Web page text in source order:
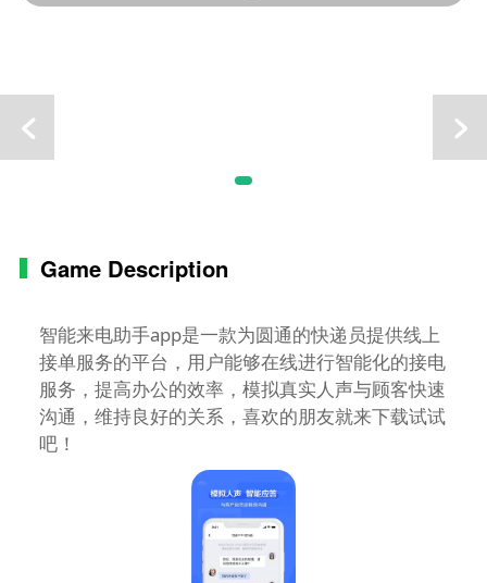
Game Description
智能来电助手app是一款为圆通的快递员提供线上
接单服务的平台，用户能够在线进行智能化的接电
服务，提高办公的效率，模拟真实人声与顾客快速
沟通，维持良好的关系，喜欢的朋友就来下载试试
吧！